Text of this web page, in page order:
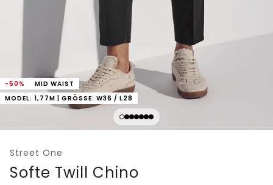
-50%
MID WAIST
MODEL: 1,77M | GRÖSSE: W36 / L28
Street One
Softe Twill Chino